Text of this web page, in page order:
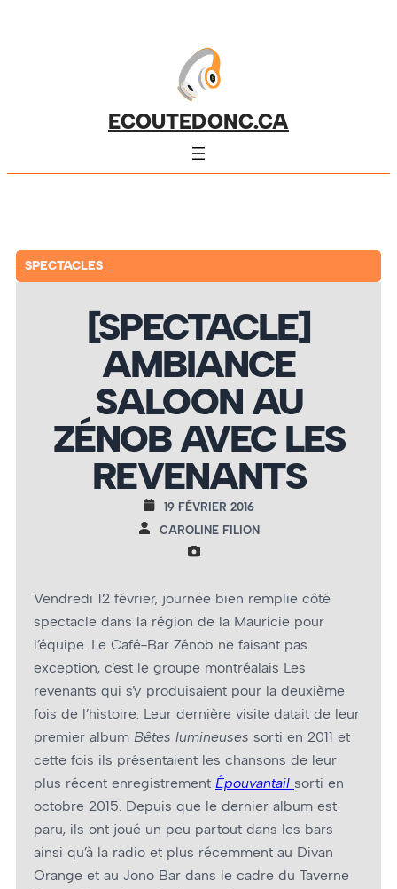
ECOUTEDONC.CA
SPECTACLES
[SPECTACLE]
AMBIANCE
SALOON AU
ZÉNOB AVEC LES
REVENANTS
19 FÉVRIER 2016
CAROLINE FILION
Vendredi 12 février, journée bien remplie côté
spectacle dans la région de la Mauricie pour
l’équipe. Le Café-Bar Zénob ne faisant pas
exception, c’est le groupe montréalais Les
revenants qui s’y produisaient pour la deuxième
fois de l’histoire. Leur dernière visite datait de leur
premier album Bêtes lumineuses sorti en 2011 et
cette fois ils présentaient les chansons de leur
plus récent enregistrement Épouvantail sorti en
octobre 2015. Depuis que le dernier album est
paru, ils ont joué un peu partout dans les bars
ainsi qu’à la radio et plus récemment au Divan
Orange et au Jono Bar dans le cadre du Taverne